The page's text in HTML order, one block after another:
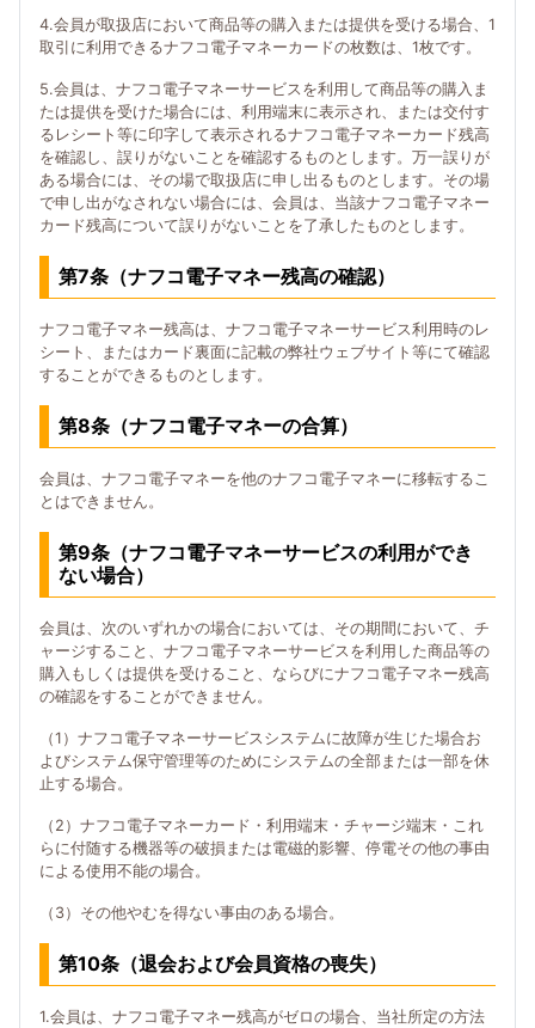
4.会員が取扱店において商品等の購入または提供を受ける場合、1
取引に利用できるナフコ電子マネーカードの枚数は、1枚です。
5.会員は、ナフコ電子マネーサービスを利用して商品等の購入ま
たは提供を受けた場合には、利用端末に表示され、または交付す
るレシート等に印字して表示されるナフコ電子マネーカード残高
を確認し、誤りがないことを確認するものとします。万一誤りが
ある場合には、その場で取扱店に申し出るものとします。その場
で申し出がなされない場合には、会員は、当該ナフコ電子マネー
カード残高について誤りがないことを了承したものとします。
第7条（ナフコ電子マネー残高の確認）
ナフコ電子マネー残高は、ナフコ電子マネーサービス利用時のレ
シート、またはカード裏面に記載の弊社ウェブサイト等にて確認
することができるものとします。
第8条（ナフコ電子マネーの合算）
会員は、ナフコ電子マネーを他のナフコ電子マネーに移転するこ
とはできません。
第9条（ナフコ電子マネーサービスの利用ができ
ない場合）
会員は、次のいずれかの場合においては、その期間において、チ
ャージすること、ナフコ電子マネーサービスを利用した商品等の
購入もしくは提供を受けること、ならびにナフコ電子マネー残高
の確認をすることができません。
（1）ナフコ電子マネーサービスシステムに故障が生じた場合お
よびシステム保守管理等のためにシステムの全部または一部を休
止する場合。
（2）ナフコ電子マネーカード・利用端末・チャージ端末・これ
らに付随する機器等の破損または電磁的影響、停電その他の事由
による使用不能の場合。
（3）その他やむを得ない事由のある場合。
第10条（退会および会員資格の喪失）
1.会員は、ナフコ電子マネー残高がゼロの場合、当社所定の方法